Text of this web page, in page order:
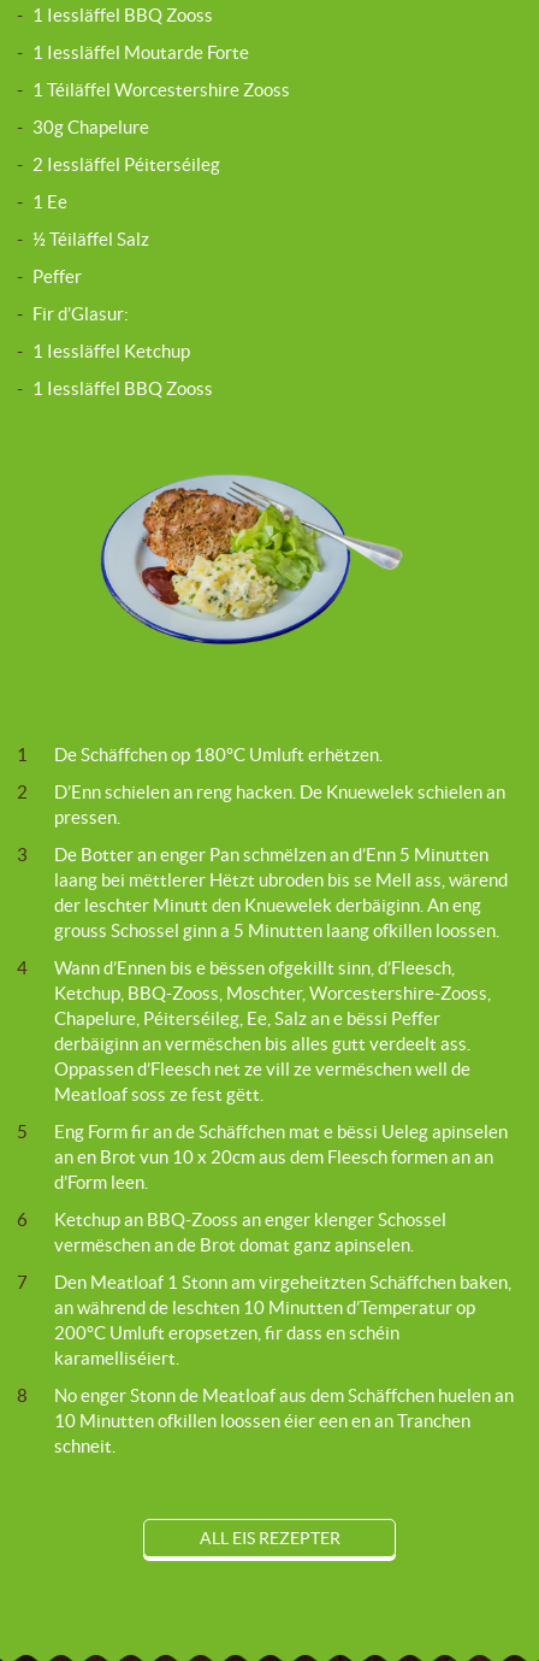
- 1 Iessläffel BBQ Zooss
- 1 Iessläffel Moutarde Forte
- 1 Téiläffel Worcestershire Zooss
- 30g Chapelure
- 2 Iessläffel Péiterséileg
- 1 Ee
- ½ Téiläffel Salz
- Peffer
- Fir d’Glasur:
- 1 Iessläffel Ketchup
- 1 Iessläffel BBQ Zooss
1
De Schäffchen op 180°C Umluft erhëtzen.
2
D’Enn schielen an reng hacken. De Knuewelek schielen an
pressen.
3
De Botter an enger Pan schmëlzen an d’Enn 5 Minutten
laang bei mëttlerer Hëtzt ubroden bis se Mell ass, wärend
der leschter Minutt den Knuewelek derbäiginn. An eng
grouss Schossel ginn a 5 Minutten laang ofkillen loossen.
4
Wann d’Ennen bis e bëssen ofgekillt sinn, d’Fleesch,
Ketchup, BBQ-Zooss, Moschter, Worcestershire-Zooss,
Chapelure, Péiterséileg, Ee, Salz an e bëssi Peffer
derbäiginn an vermëschen bis alles gutt verdeelt ass.
Oppassen d’Fleesch net ze vill ze vermëschen well de
Meatloaf soss ze fest gëtt.
5
Eng Form fir an de Schäffchen mat e bëssi Ueleg apinselen
an en Brot vun 10 x 20cm aus dem Fleesch formen an an
d’Form leen.
6
Ketchup an BBQ-Zooss an enger klenger Schossel
vermëschen an de Brot domat ganz apinselen.
7
Den Meatloaf 1 Stonn am virgeheitzten Schäffchen baken,
an während de leschten 10 Minutten d’Temperatur op
200°C Umluft eropsetzen, fir dass en schéin
karamelliséiert.
8
No enger Stonn de Meatloaf aus dem Schäffchen huelen an
10 Minutten ofkillen loossen éier een en an Tranchen
schneit.
ALL EIS REZEPTER